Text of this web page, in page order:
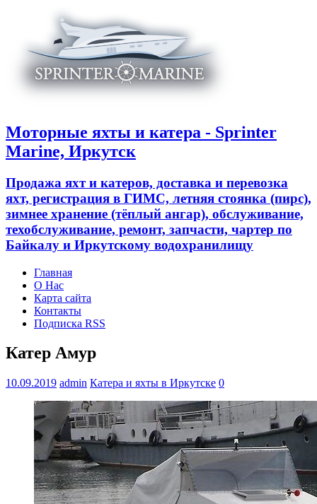
Моторные яхты и катера - Sprinter
Marine, Иркутск
Продажа яхт и катеров, доставка и перевозка
яхт, регистрация в ГИМС, летняя стоянка (пирс),
зимнее хранение (тёплый ангар), обслуживание,
техобслуживание, ремонт, запчасти, чартер по
Байкалу и Иркутскому водохранилищу
Главная
О Нас
Карта сайта
Контакты
Подписка RSS
Катер Амур
10.09.2019 admin Катера и яхты в Иркутске 0